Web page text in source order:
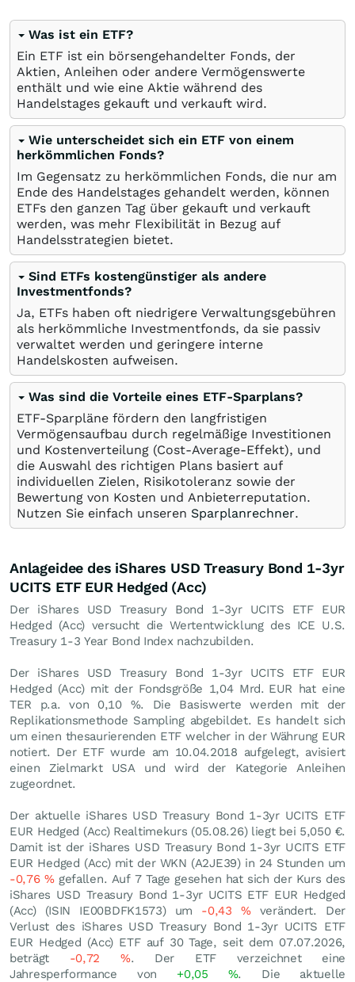
Was ist ein ETF?
Ein ETF ist ein börsengehandelter Fonds, der
Aktien, Anleihen oder andere Vermögenswerte
enthält und wie eine Aktie während des
Handelstages gekauft und verkauft wird.
Wie unterscheidet sich ein ETF von einem
herkömmlichen Fonds?
Im Gegensatz zu herkömmlichen Fonds, die nur am
Ende des Handelstages gehandelt werden, können
ETFs den ganzen Tag über gekauft und verkauft
werden, was mehr Flexibilität in Bezug auf
Handelsstrategien bietet.
Sind ETFs kostengünstiger als andere
Investmentfonds?
Ja, ETFs haben oft niedrigere Verwaltungsgebühren
als herkömmliche Investmentfonds, da sie passiv
verwaltet werden und geringere interne
Handelskosten aufweisen.
Was sind die Vorteile eines ETF-Sparplans?
ETF-Sparpläne fördern den langfristigen
Vermögensaufbau durch regelmäßige Investitionen
und Kostenverteilung (Cost-Average-Effekt), und
die Auswahl des richtigen Plans basiert auf
individuellen Zielen, Risikotoleranz sowie der
Bewertung von Kosten und Anbieterreputation.
Nutzen Sie einfach unseren Sparplanrechner.
Anlageidee des iShares USD Treasury Bond 1-3yr
UCITS ETF EUR Hedged (Acc)
Der iShares USD Treasury Bond 1-3yr UCITS ETF EUR
Hedged (Acc) versucht die Wertentwicklung des ICE U.S.
Treasury 1-3 Year Bond Index nachzubilden.
Der iShares USD Treasury Bond 1-3yr UCITS ETF EUR
Hedged (Acc) mit der Fondsgröße 1,04 Mrd. EUR hat eine
TER p.a. von 0,10 %. Die Basiswerte werden mit der
Replikationsmethode Sampling abgebildet. Es handelt sich
um einen thesaurierenden ETF welcher in der Währung EUR
notiert. Der ETF wurde am 10.04.2018 aufgelegt, avisiert
einen Zielmarkt USA und wird der Kategorie Anleihen
zugeordnet.
Der aktuelle iShares USD Treasury Bond 1-3yr UCITS ETF
EUR Hedged (Acc) Realtimekurs (05.08.26) liegt bei 5,050 €.
Damit ist der iShares USD Treasury Bond 1-3yr UCITS ETF
EUR Hedged (Acc) mit der WKN (A2JE39) in 24 Stunden um
-0,76 %gefallen. Auf 7 Tage gesehen hat sich der Kurs des
iShares USD Treasury Bond 1-3yr UCITS ETF EUR Hedged
(Acc) (ISIN IE00BDFK1573) um -0,43 %verändert. Der
Verlust des iShares USD Treasury Bond 1-3yr UCITS ETF
EUR Hedged (Acc) ETF auf 30 Tage, seit dem 07.07.2026,
beträgt -0,72 %. Der ETF verzeichnet eine
Jahresperformance von +0,05 %. Die aktuelle